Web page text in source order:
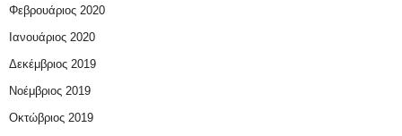
Φεβρουάριος 2020
Ιανουάριος 2020
Δεκέμβριος 2019
Νοέμβριος 2019
Οκτώβριος 2019